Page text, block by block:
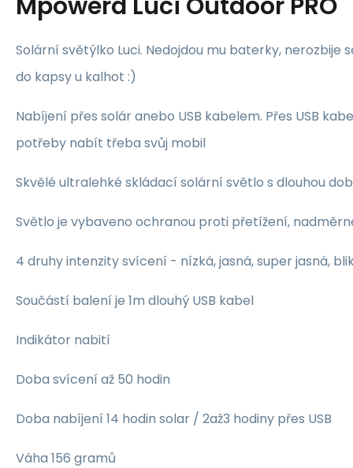
Solární světýlko Luci. Nedojdou mu baterky, nerozbije
do kapsy u kalhot :)
Nabíjení přes solár anebo USB kabelem. Přes USB
potřeby nabít třeba svůj mobil
Skvělé ultralehké skládací solární světlo s dlouhou
Světlo je vybaveno ochranou proti přetížení,
4 druhy intenzity svícení - nízká, jasná, super jasná,
Součástí balení je 1m dlouhý USB kabel
Indikátor nabití
Doba svícení až 50 hodin
Doba nabíjení 14 hodin solar / 2až3 hodiny přes USB
Váha 156 gramů